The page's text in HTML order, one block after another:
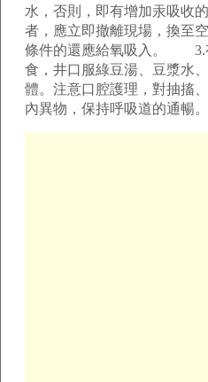
水，否則，即有增加汞吸
者，應立即撤離現場，換至
條件的還應給氧吸入。 3.
食，井口服綠豆湯、豆漿水
體。注意口腔護理，對抽搐
內異物，保持呼吸道的通暢。